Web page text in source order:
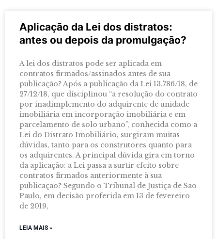
Aplicação da Lei dos distratos:
antes ou depois da promulgação?
A lei dos distratos pode ser aplicada em
contratos firmados/assinados antes de sua
publicação? Após a publicação da Lei 13.786/18, de
27/12/18, que disciplinou “a resolução do contrato
por inadimplemento do adquirente de unidade
imobiliária em incorporação imobiliária e em
parcelamento de solo urbano”, conhecida como a
Lei do Distrato Imobiliário, surgiram muitas
dúvidas, tanto para os construtores quanto para
os adquirentes. A principal dúvida gira em torno
da aplicação: a Lei passa a surtir efeito sobre
contratos firmados anteriormente à sua
publicação? Segundo o Tribunal de Justiça de São
Paulo, em decisão proferida em 13 de fevereiro
de 2019,
LEIA MAIS »